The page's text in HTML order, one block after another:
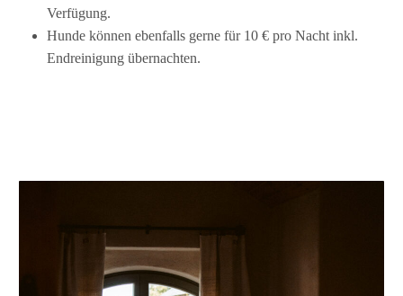
Verfügung.
Hunde können ebenfalls gerne für 10 € pro Nacht inkl.
Endreinigung übernachten.